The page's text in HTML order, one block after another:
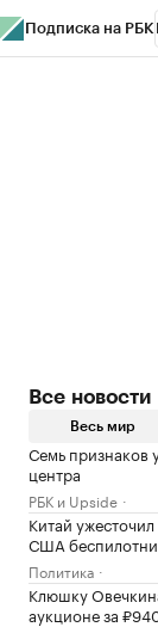
Подписка на РБК
Все новости
Весь мир
Семь признаков
центра
РБК и Upside
Китай
США
Политика
Клюшку
аукционе за